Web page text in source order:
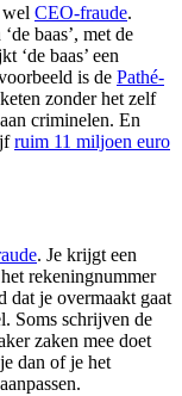
CEO-fraude.
baas’, met de
‘de baas’ een
is de Pathé-
zonder het zelf
criminelen. En
ruim 11 miljoen euro
. Je krijgt een
rekeningnummer
dat je overmaakt gaat
Soms schrijven de
zaken mee doet
dan of je het